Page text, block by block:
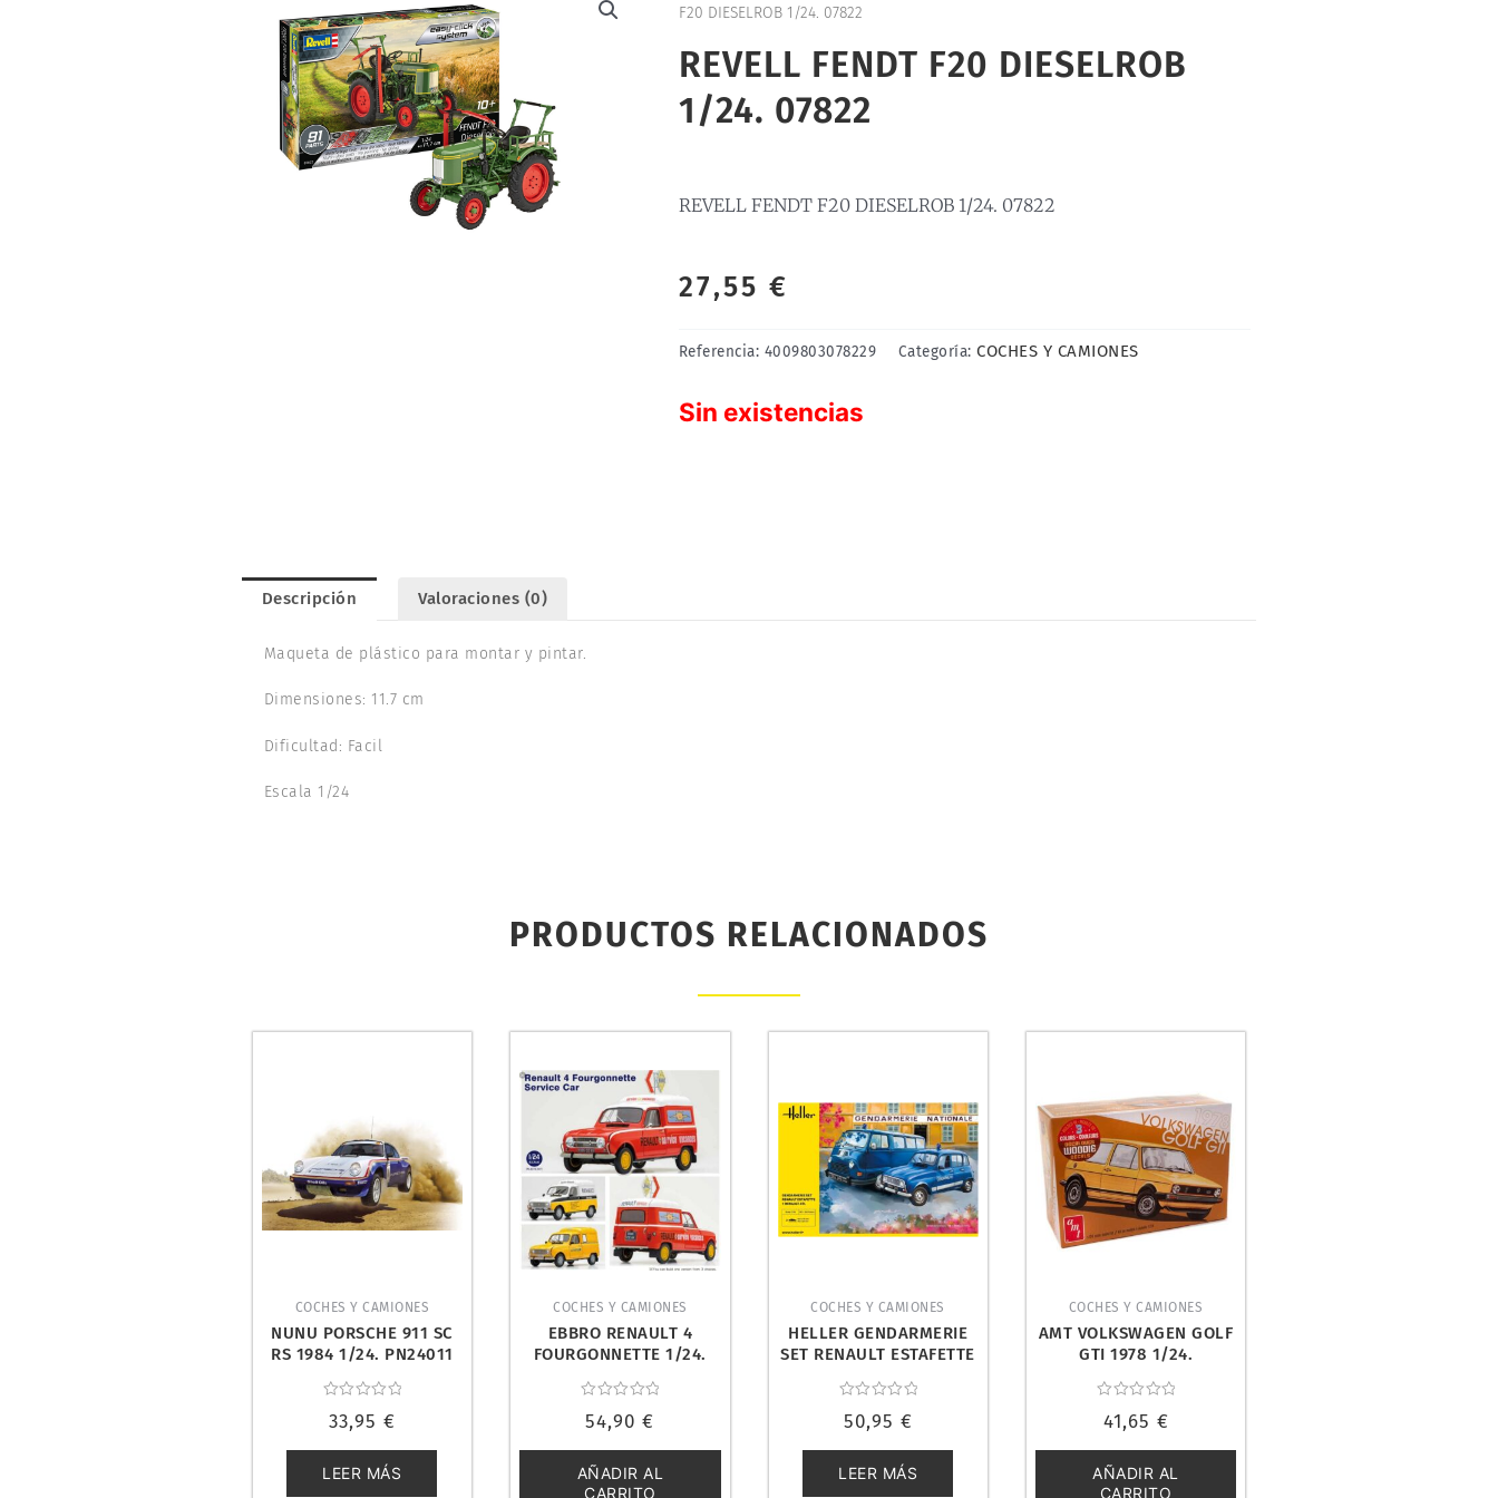
F20 DIESELROB 1/24. 07822
REVELL FENDT F20 DIESELROB
1/24. 07822
REVELL FENDT F20 DIESELROB 1/24. 07822
27,55 €
Referencia: 4009803078229 Categoría:COCHES Y CAMIONES
Sin existencias
Descripción Valoraciones (0)
Maqueta de plástico para montar y pintar.
Dimensiones: 11.7 cm
Dificultad: Facil
Escala 1/24
PRODUCTOS RELACIONADOS
COCHES Y CAMIONES
NUNU PORSCHE 911 SC
RS 1984 1/24. PN24011
con
de
5
33,95 €
LEER MÁS
COCHES Y CAMIONES
EBBRO RENAULT 4
FOURGONNETTE 1/24.
con
de
5
54,90€
AÑADIR AL
CARRITO
COCHES Y CAMIONES
HELLER GENDARMERIE
SET RENAULT ESTAFETTE
50325
con
de
5
50,95 €
LEER MÁS
COCHES Y CAMIONES
AMT VOLKSWAGEN GOLF
GTI 1978 1/24.
con
de
5
41,65 €
AÑADIR AL
CARRITO